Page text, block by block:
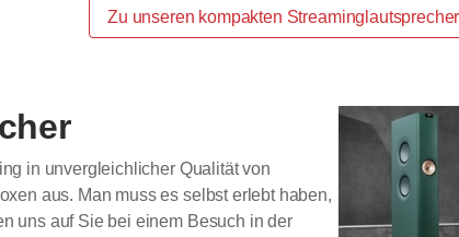
Zu unseren kompakten
in unvergleichlicher Qualität von
aus. Man muss es selbst erlebt haben,
uns auf Sie bei einem Besuch in der